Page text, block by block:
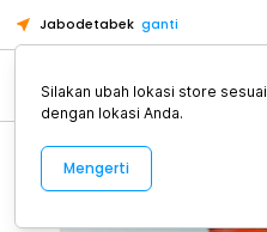
Jabodetabek ganti
Alat Kopi
Silakan ubah lokasi store sesuai
dengan lokasi Anda.
Mengerti